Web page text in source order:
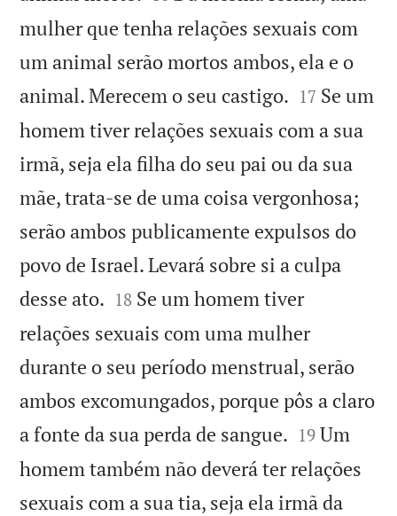
mulher que tenha relações sexuais com
um animal serão mortos ambos, ela e o
animal. Merecem o seu castigo. 

17 Se um
homem tiver relações sexuais com a sua
irmã, seja ela filha do seu pai ou da sua
mãe, trata-se de uma coisa vergonhosa;
serão ambos publicamente expulsos do
povo de Israel. Levará sobre si a culpa
desse ato. 

18 Se um homem tiver
relações sexuais com uma mulher
durante o seu período menstrual, serão
ambos excomungados, porque pôs a claro
a fonte da sua perda de sangue. 

19 Um
homem também não deverá ter relações
sexuais com a sua tia, seja ela irmã da